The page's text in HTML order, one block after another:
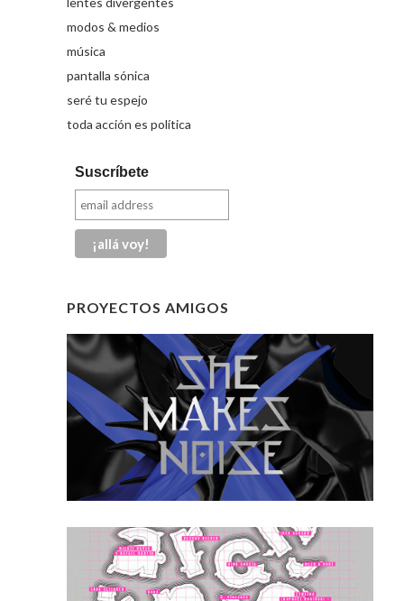
modos & medios
música
pantalla sónica
seré tu espejo
toda acción es política
Suscríbete
PROYECTOS AMIGOS